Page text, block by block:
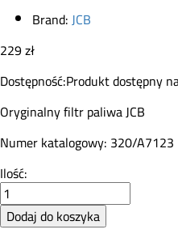
Brand:JCB
229zł
Dostępność:Produkt dostępny
Oryginalny filtr paliwa JCB
Numer katalogowy: 320/A7123
Filtr
paliwa
JCB
oryginał
Ilość:
Dodaj do koszyka